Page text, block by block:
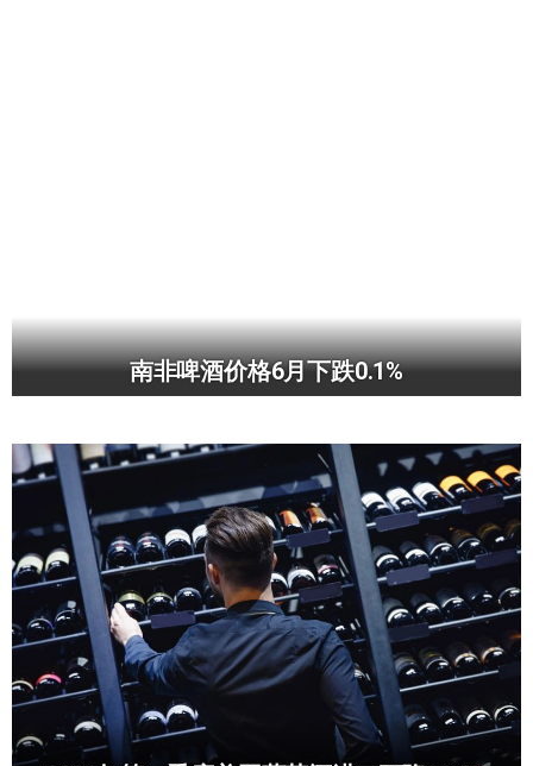
南非啤酒价格6月下跌0.1%